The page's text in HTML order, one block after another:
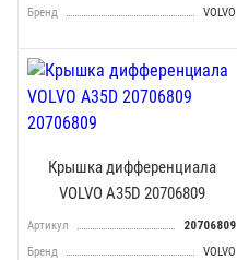
Бренд
VOLVO
Крышка дифференциала
VOLVO A35D 20706809
Артикул
20706809
Бренд
VOLVO